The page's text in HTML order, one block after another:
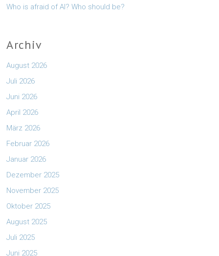
Who is afraid of AI? Who should be?
Archiv
August 2026
Juli 2026
Juni 2026
April 2026
März 2026
Februar 2026
Januar 2026
Dezember 2025
November 2025
Oktober 2025
August 2025
Juli 2025
Juni 2025